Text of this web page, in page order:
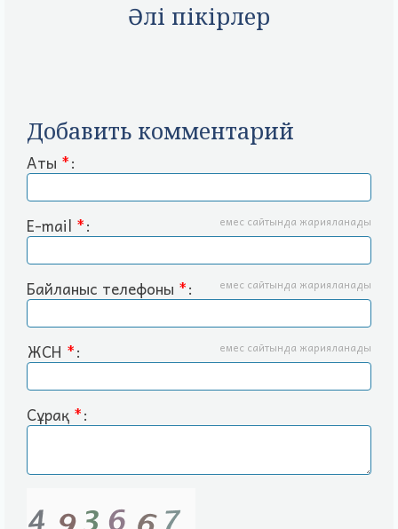
Әлі пікірлер
Добавить комментарий
Аты *:
E-mail *: емес сайтында жарияланады
Байланыс телефоны *: емес сайтында жарияланады
ЖСН *: емес сайтында жарияланады
Сұрақ *: